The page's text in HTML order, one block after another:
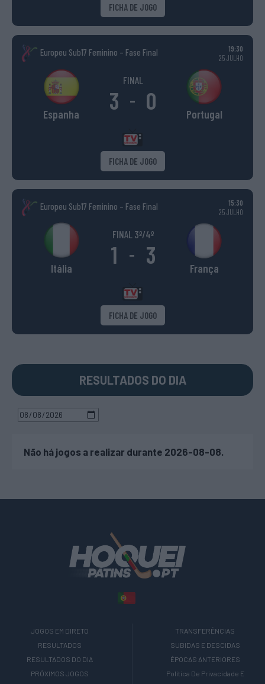
FICHA DE JOGO
Europeu Sub17 Feminino – Fase Final
19:30
25 JULHO
Espanha
FINAL
3 - 0 Portugal
FICHA DE JOGO
Europeu Sub17 Feminino – Fase Final
15:30
25 JULHO
Itália
FINAL 3º/4º
1 - 3 França
FICHA DE JOGO
RESULTADOS DO DIA
Não há jogos a realizar durante 2026-08-08.
JOGOS EM DIRETO
RESULTADOS
RESULTADOS DO DIA
PRÓXIMOS JOGOS
TRANSFERÊNCIAS
SUBIDAS E DESCIDAS
ÉPOCAS ANTERIORES
Política De Privacidade E